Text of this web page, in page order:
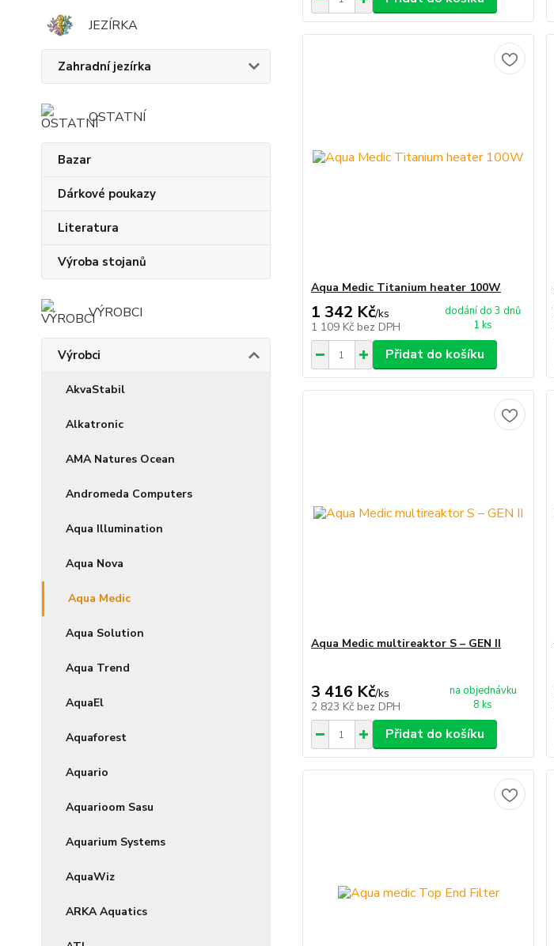
JEZÍRKA
Zahradní jezírka
OSTATNÍ
Bazar
Dárkové poukazy
Literatura
Výroba stojanů
VÝROBCI
Výrobci
AkvaStabil
Alkatronic
AMA Natures Ocean
Andromeda Computers
Aqua Illumination
Aqua Nova
Aqua Medic
Aqua Solution
Aqua Trend
AquaEl
Aquaforest
Aquario
Aquarioom Sasu
Aquarium Systems
AquaWiz
ARKA Aquatics
Aqua Medic Titanium heater 100W
1 342 Kč/ks
1 109 Kč bez DPH
dodání do 3 dnů
1 ks
Přidat do košíku
Aqua Medic multireaktor S – GEN II
3 416 Kč/ks
2 823 Kč bez DPH
na objednávku
8 ks
Přidat do košíku